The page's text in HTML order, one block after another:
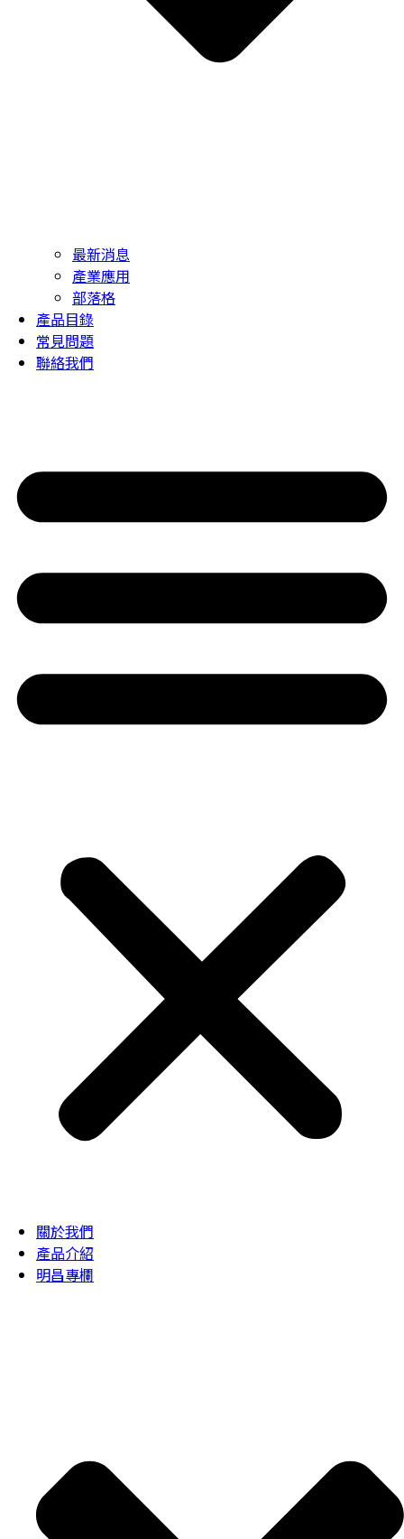
最新消息
產業應用
部落格
產品目錄
常見問題
聯絡我們
關於我們
產品介紹
明昌專欄